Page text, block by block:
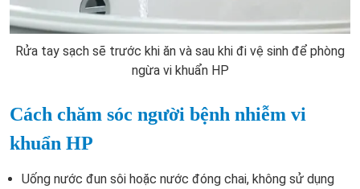
Rửa tay sạch sẽ trước khi ăn và sau khi đi vệ sinh để phòng
ngừa vi khuẩn HP
Cách chăm sóc người bệnh nhiễm vi
khuẩn HP
Uống nước đun sôi hoặc nước đóng chai, không sử dụng